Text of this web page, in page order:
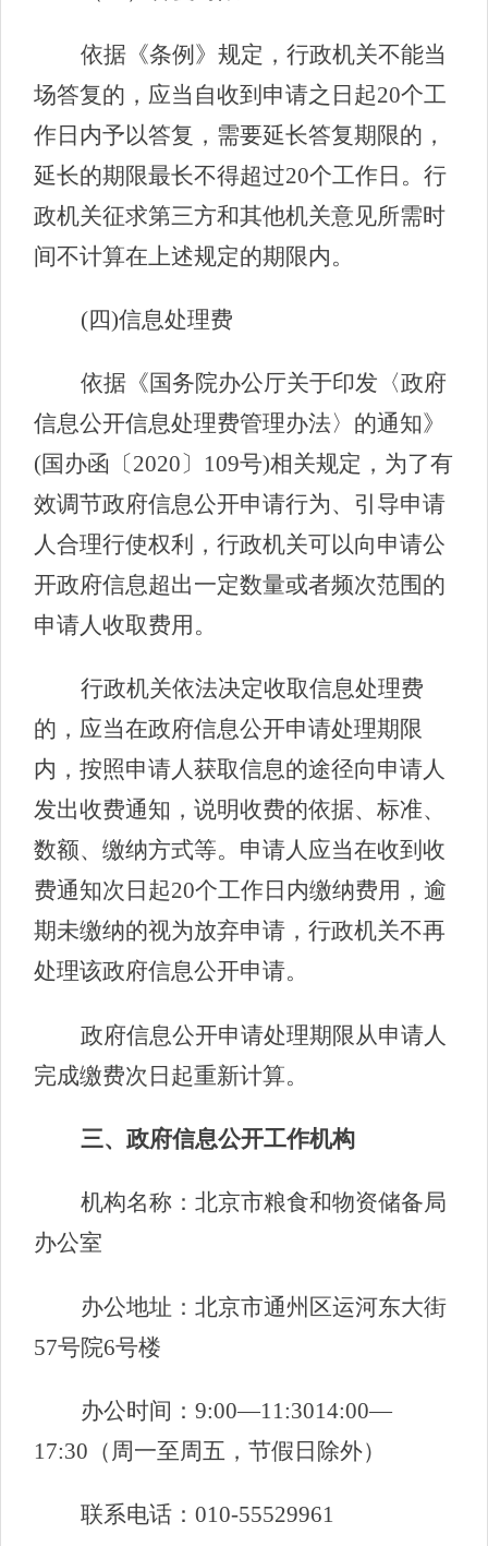
依据《条例》规定，行政机关不能当
场答复的，应当自收到申请之日起20个工
作日内予以答复，需要延长答复期限的，
延长的期限最长不得超过20个工作日。行
政机关征求第三方和其他机关意见所需时
间不计算在上述规定的期限内。
(四)信息处理费
依据《国务院办公厅关于印发〈政府
信息公开信息处理费管理办法〉的通知》
(国办函〔2020〕109号)相关规定，为了有
效调节政府信息公开申请行为、引导申请
人合理行使权利，行政机关可以向申请公
开政府信息超出一定数量或者频次范围的
申请人收取费用。
行政机关依法决定收取信息处理费
的，应当在政府信息公开申请处理期限
内，按照申请人获取信息的途径向申请人
发出收费通知，说明收费的依据、标准、
数额、缴纳方式等。申请人应当在收到收
费通知次日起20个工作日内缴纳费用，逾
期未缴纳的视为放弃申请，行政机关不再
处理该政府信息公开申请。
政府信息公开申请处理期限从申请人
完成缴费次日起重新计算。
三、政府信息公开工作机构
机构名称：北京市粮食和物资储备局
办公室
办公地址：北京市通州区运河东大街
57号院6号楼
办公时间：9:00—11:3014:00—
17:30（周一至周五，节假日除外）
联系电话：010-55529961